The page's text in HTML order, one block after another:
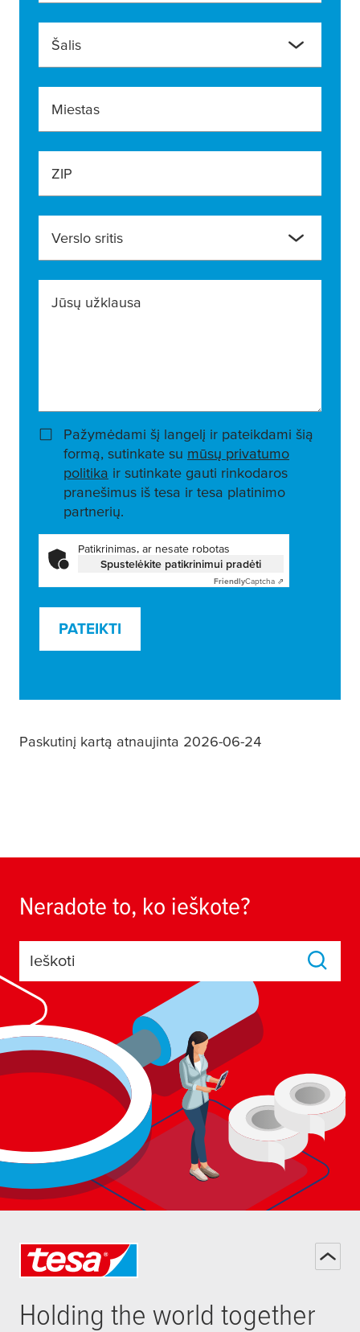
Šalis
Miestas
ZIP
Verslo sritis
Jūsų užklausa
Pažymėdami šį langelį ir pateikdami šią
formą, sutinkate su mūsų privatumo
politika ir sutinkate gauti rinkodaros
pranešimus iš tesa ir tesa platinimo
partnerių.
Patikrinimas, ar nesate robotas
Spustelėkite patikrinimui pradėti
FriendlyCaptcha ⇗
PATEIKTI
Paskutinį kartą atnaujinta 2026-06-24
Neradote to, ko ieškote?
Ieškoti
Holding the world together